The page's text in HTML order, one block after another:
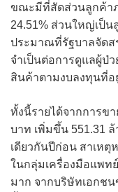
ขณะมีที่สัดส่วนลูกค้าภ
24.51% ส่วนใหญ่เป็น
ประมาณที่รัฐบาลจัด
จำเป็นต่อการดูแลผู้ป่
สินค้าตามงบลงทุนที่อ
ทั้งนี้รายได้จากการข
บาท เพิ่มขึ้น 551.31
เดียวกันปีก่อน สาเหตุ
ในกลุ่มเครื่องมือแพท
มาก จากบริษัทเอกช